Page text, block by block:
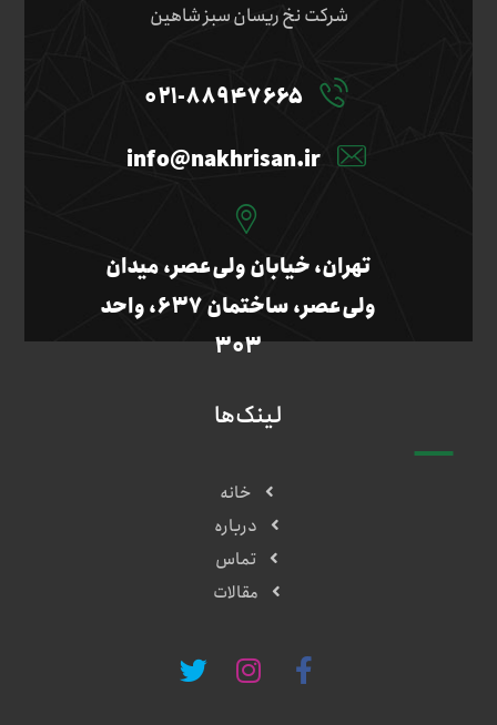
شرکت نخ ریسان سبز شاهین
۰۲۱-۸۸۹۴۷۶۶۵
info@nakhrisan.ir
تهران، خیابان ولی‌عصر، میدان
ولی‌عصر، ساختمان ۶۳۷، واحد
۳۰۳
لینک‌ها
خانه
درباره
تماس
مقالات